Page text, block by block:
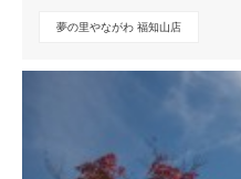
夢の里やながわ 福知山店